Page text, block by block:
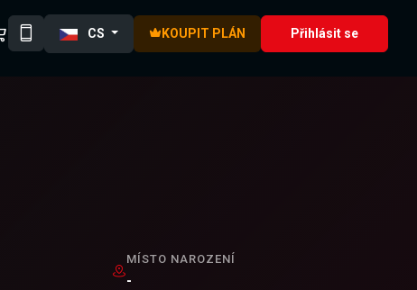
CS KOUPIT PLÁN Přihlásit se
MÍSTO NAROZENÍ
-